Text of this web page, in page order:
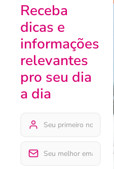
Receba
dicas e
informações
relevantes
pro seu dia
a dia